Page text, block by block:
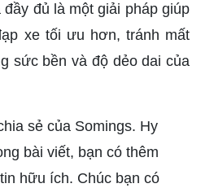
đủ là một giải pháp giúp
xe tối ưu hơn, tránh mất
sức bền và độ dẻo dai của
sẻ của Somings. Hy
bài viết, bạn có thêm
hữu ích. Chúc bạn có